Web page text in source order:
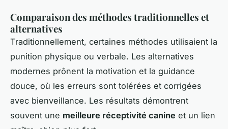
Comparaison des méthodes traditionnelles et
alternatives
Traditionnellement, certaines méthodes utilisaient la
punition physique ou verbale. Les alternatives
modernes prônent la motivation et la guidance
douce, où les erreurs sont tolérées et corrigées
avec bienveillance. Les résultats démontrent
souvent une meilleure réceptivité canine et un lien